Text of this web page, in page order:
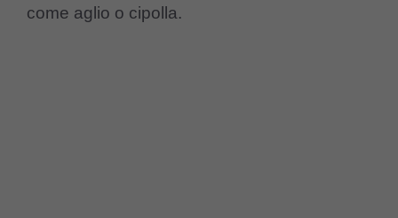
come aglio o cipolla.